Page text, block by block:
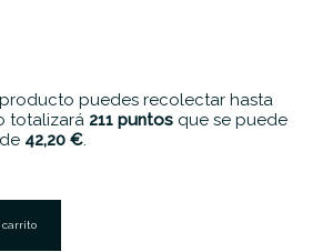
puedes recolectar hasta
totalizará 211 puntos que se puede
42,20 €.
carrito